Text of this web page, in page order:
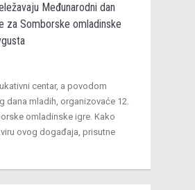
Međunarodni dan
za Somborske omladinske
centar, a povodom
dana mladih, organizovaće 12.
omladinske igre. Kako
ovog događaja, prisutne